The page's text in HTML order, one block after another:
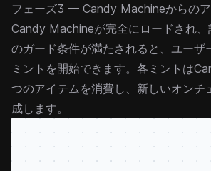
フェーズ3 — Candy Machineからのア
Candy Machineが完全にロードされ、
のガード条件が満たされると、ユーザ
ミントを開始できます。各ミントは
つのアイテムを消費し、新しいオンチ
成します。